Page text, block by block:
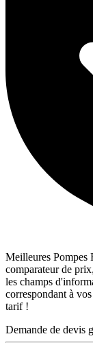
Meilleures Pompes
comparateur de
les champs
correspondant à
tarif !
Demande de devis